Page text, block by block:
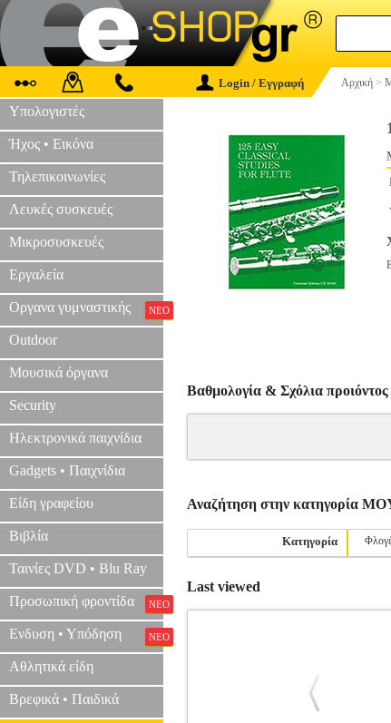
Login / Εγγραφή Αρχική >
Υπολογιστές
Ήχος • Εικόνα
Τηλεπικοινωνίες
Λευκές συσκευές
Μικροσυσκευές
Εργαλεία
Οργανα γυμναστικής ΝΕΟ
Outdoor
Μουσικά όργανα
Security
Ηλεκτρονικά παιχνίδια
Gadgets • Παιχνίδια
Είδη γραφείου
Βιβλία
Ταινίες DVD • Blu Ray
Προσωπική φροντίδα ΝΕΟ
Ενδυση • Υπόδηση ΝΕΟ
Αθλητικά είδη
Βρεφικά • Παιδικά
Βαθμολογία & Σχόλια προιόντος
Αναζήτηση στην κατηγορία
Κατηγορία
Last viewed